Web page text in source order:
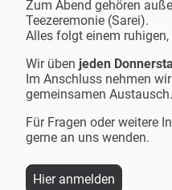
Zum Abend gehören
Teezeremonie (Sarei).
Alles folgt einem
Wir üben jeden
Im Anschluss nehmen
gemeinsamen Austausch.
Für Fragen oder weitere
gerne an uns wenden.
Hier anmelden